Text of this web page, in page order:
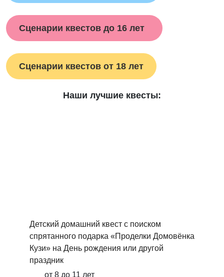
Сценарии квестов до 16 лет
Сценарии квестов от 18 лет
Наши лучшие квесты:
Детский домашний квест с поиском
спрятанного подарка «Проделки Домовёнка
Кузи» на День рождения или другой
праздник
от 8 до 11 лет